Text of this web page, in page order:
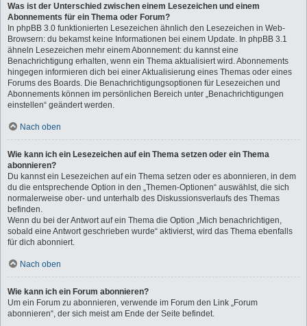
Was ist der Unterschied zwischen einem Lesezeichen und einem
Abonnements für ein Thema oder Forum?
In phpBB 3.0 funktionierten Lesezeichen ähnlich den Lesezeichen in Web-
Browsern: du bekamst keine Informationen bei einem Update. In phpBB 3.1
ähneln Lesezeichen mehr einem Abonnement: du kannst eine
Benachrichtigung erhalten, wenn ein Thema aktualisiert wird. Abonnements
hingegen informieren dich bei einer Aktualisierung eines Themas oder eines
Forums des Boards. Die Benachrichtigungsoptionen für Lesezeichen und
Abonnements können im persönlichen Bereich unter „Benachrichtigungen
einstellen“ geändert werden.
Nach oben
Wie kann ich ein Lesezeichen auf ein Thema setzen oder ein Thema
abonnieren?
Du kannst ein Lesezeichen auf ein Thema setzen oder es abonnieren, in dem
du die entsprechende Option in den „Themen-Optionen“ auswählst, die sich
normalerweise ober- und unterhalb des Diskussionsverlaufs des Themas
befinden.
Wenn du bei der Antwort auf ein Thema die Option „Mich benachrichtigen,
sobald eine Antwort geschrieben wurde“ aktivierst, wird das Thema ebenfalls
für dich abonniert.
Nach oben
Wie kann ich ein Forum abonnieren?
Um ein Forum zu abonnieren, verwende im Forum den Link „Forum
abonnieren“, der sich meist am Ende der Seite befindet.